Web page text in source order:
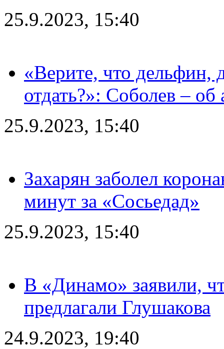
25.9.2023, 15:40
«Верите, что дельфин,
отдать?»: Соболев – об
25.9.2023, 15:40
Захарян заболел
минут за «Сосьедад»
25.9.2023, 15:40
В «Динамо» заявили,
предлагали Глушакова
24.9.2023, 19:40